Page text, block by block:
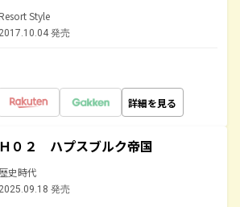
Style
2017.10.04 発売
詳細を見る
Ｈ０２ ハプスブルク帝国
歴史時代
2025.09.18 発売